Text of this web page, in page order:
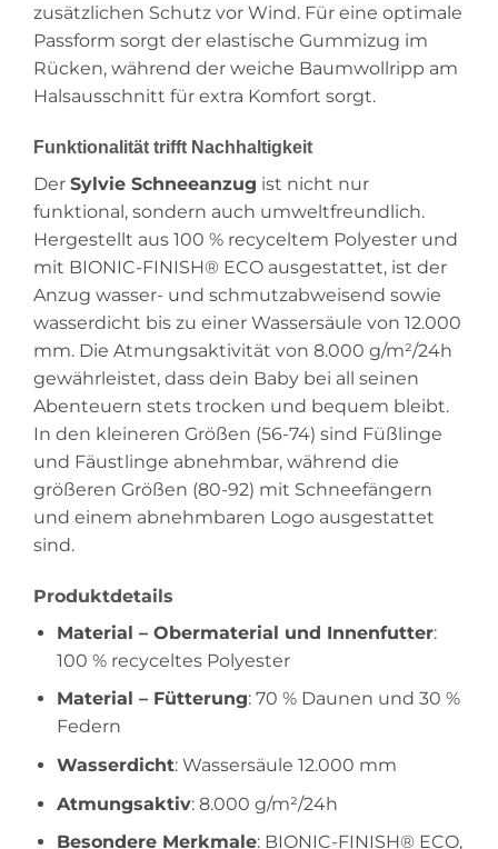
zusätzlichen Schutz vor Wind. Für eine optimale
Passform sorgt der elastische Gummizug im
Rücken, während der weiche Baumwollripp am
Halsausschnitt für extra Komfort sorgt.
Funktionalität trifft Nachhaltigkeit
Der Sylvie Schneeanzug ist nicht nur
funktional, sondern auch umweltfreundlich.
Hergestellt aus 100 % recyceltem Polyester und
mit BIONIC-FINISH® ECO ausgestattet, ist der
Anzug wasser- und schmutzabweisend sowie
wasserdicht bis zu einer Wassersäule von 12.000
mm. Die Atmungsaktivität von 8.000 g/m²/24h
gewährleistet, dass dein Baby bei all seinen
Abenteuern stets trocken und bequem bleibt.
In den kleineren Größen (56-74) sind Füßlinge
und Fäustlinge abnehmbar, während die
größeren Größen (80-92) mit Schneefängern
und einem abnehmbaren Logo ausgestattet
sind.
Produktdetails
Material – Obermaterial und Innenfutter:
100 % recyceltes Polyester
Material – Fütterung: 70 % Daunen und 30 %
Federn
Wasserdicht: Wassersäule 12.000 mm
Atmungsaktiv: 8.000 g/m²/24h
Besondere Merkmale: BIONIC-FINISH® ECO,